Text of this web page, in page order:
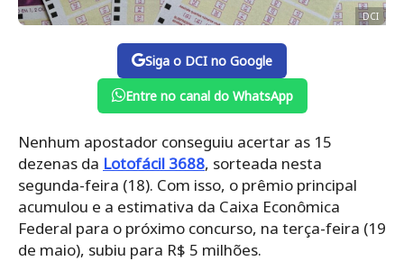
DCI
Siga o DCI no Google
Entre no canal do WhatsApp
Nenhum apostador conseguiu acertar as 15
dezenas da Lotofácil 3688, sorteada nesta
segunda-feira (18). Com isso, o prêmio principal
acumulou e a estimativa da Caixa Econômica
Federal para o próximo concurso, na terça-feira (19
de maio), subiu para R$ 5 milhões.